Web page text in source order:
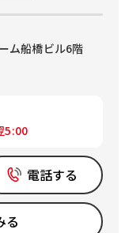
ム船橋ビル6階
5:00
電話する
る